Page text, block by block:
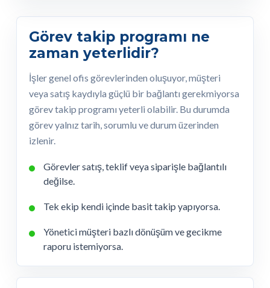
Görev takip programı ne
zaman yeterlidir?
İşler genel ofis görevlerinden oluşuyor, müşteri
veya satış kaydıyla güçlü bir bağlantı gerekmiyorsa
görev takip programı yeterli olabilir. Bu durumda
görev yalnız tarih, sorumlu ve durum üzerinden
izlenir.
Görevler satış, teklif veya siparişle bağlantılı
değilse.
Tek ekip kendi içinde basit takip yapıyorsa.
Yönetici müşteri bazlı dönüşüm ve gecikme
raporu istemiyorsa.